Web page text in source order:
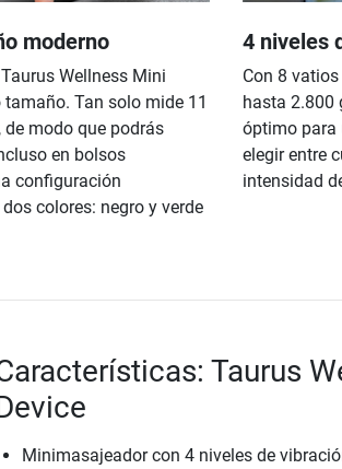
moderno
Wellness Mini
Tan solo mide 11
modo que podrás
en bolsos
configuración
colores: negro y verde
4 niveles
Con 8
hasta 2.800
óptimo para
elegir entre
intensidad
Taurus
Minimasajeador con 4 niveles de